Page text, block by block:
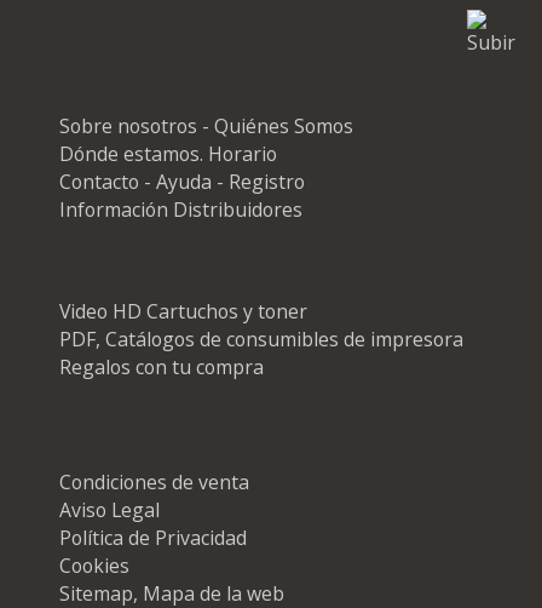
Sobre nosotros - Quiénes Somos
Dónde estamos. Horario
Contacto - Ayuda - Registro
Información Distribuidores
Video HD Cartuchos y toner
PDF, Catálogos de consumibles de impresora
Regalos con tu compra
Condiciones de venta
Aviso Legal
Política de Privacidad
Cookies
Sitemap, Mapa de la web